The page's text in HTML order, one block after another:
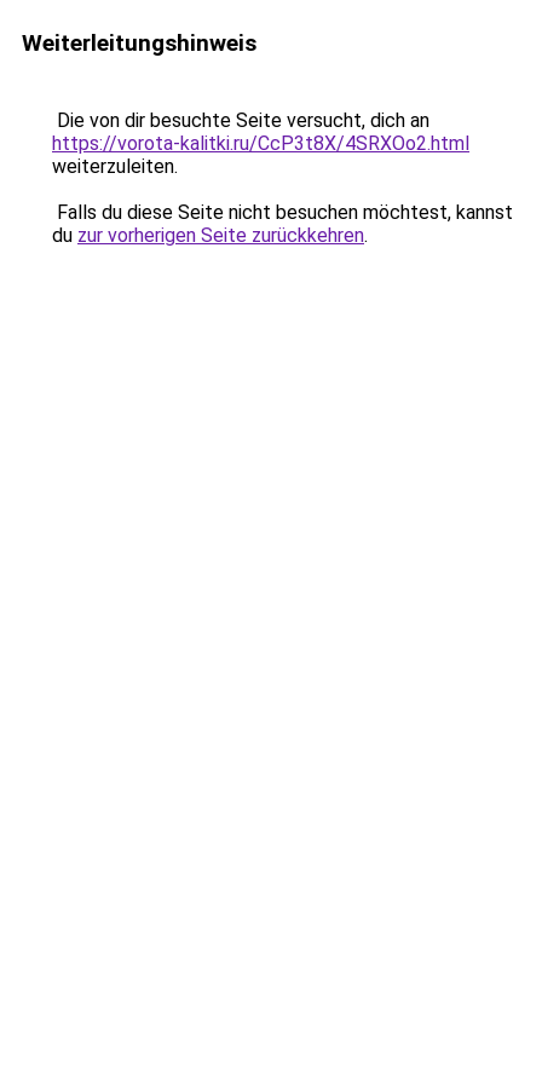
Weiterleitungshinweis
Die von dir besuchte Seite versucht, dich an
https://vorota-kalitki.ru/CcP3t8X/4SRXOo2.html
weiterzuleiten.
Falls du diese Seite nicht besuchen möchtest, kannst
du zur vorherigen Seite zurückkehren.